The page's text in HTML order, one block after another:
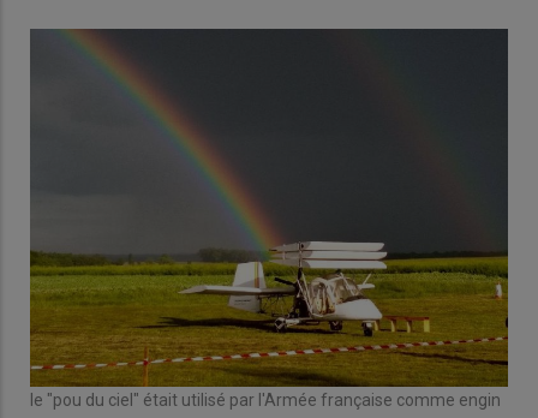
le "pou du ciel" était utilisé par l'Armée française comme engin